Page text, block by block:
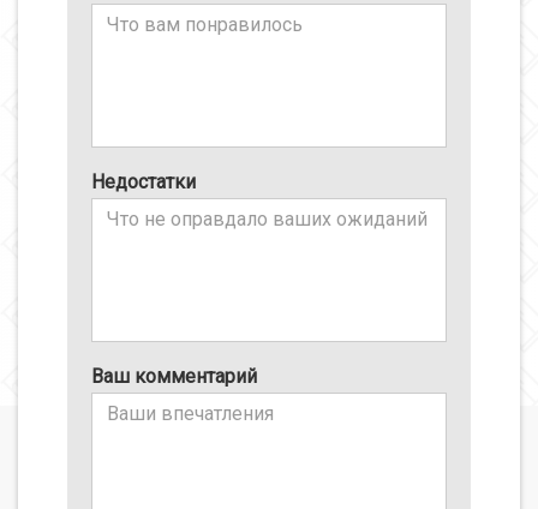
Недостатки
Ваш комментарий